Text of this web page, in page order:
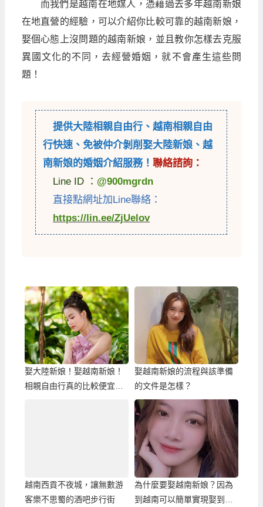
而我們是越南在地媒人，憑藉過去多年越南新娘
在地直營的經驗，可以介紹你比較可靠的越南新娘，
娶個心態上沒問題的越南新娘，並且教你怎樣去克服
異國文化的不同，去經營婚姻，就不會產生這些問
題！
提供大陸相親自由行 、越南相親自由
行快速、免被仲介剝削娶大陸新娘、越
南新娘的婚姻介紹服務！聯絡諮詢：
Line ID ： @900mgrdn
直接點網址加Line聯絡：
https://lin.ee/ZjUelov
娶大陸新娘！娶越南新娘！
相親自由行真的比較便宜
娶越南新娘的流程與該準備
的文件是怎樣？
越南西貢不夜城，讓無數游
客樂不思蜀的酒吧步行街
為什麼要娶越南新娘？因為
到越南可以簡單實現娶到漂